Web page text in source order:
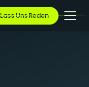
Lass Uns Reden